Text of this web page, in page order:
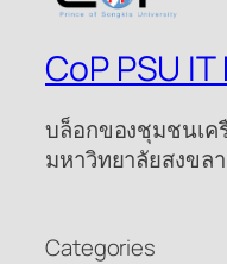
CoP PSU IT
บล็อกของชุมชนเค
มหาวิทยาลัยสงขล
Categories